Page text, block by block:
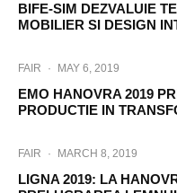
BIFE-SIM DEZVALUIE
MOBILIER SI DESIGN
FAIR · MAY 6, 2019
EMO HANOVRA 2019
PRODUCTIE IN
FAIR · MARCH 8, 2019
LIGNA 2019: LA